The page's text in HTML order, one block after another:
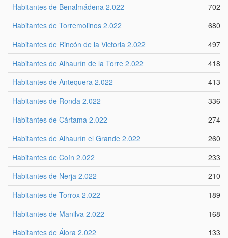
Habitantes de Benalmádena 2.022
70204
Habitantes de Torremolinos 2.022
68056
Habitantes de Rincón de la Victoria 2.022
49790
Habitantes de Alhaurín de la Torre 2.022
41868
Habitantes de Antequera 2.022
41348
Habitantes de Ronda 2.022
33624
Habitantes de Cártama 2.022
27436
Habitantes de Alhaurín el Grande 2.022
26095
Habitantes de Coín 2.022
23375
Habitantes de Nerja 2.022
21018
Habitantes de Torrox 2.022
18937
Habitantes de Manilva 2.022
16849
Habitantes de Álora 2.022
13336